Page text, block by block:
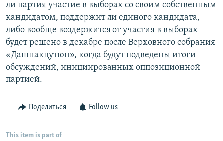
ли партия участие в выборах со своим собственным
кандидатом, поддержит ли единого кандидата,
либо вообще воздержится от участия в выборах –
будет решено в декабре после Верховного собрания
«Дашнакцутюн», когда будут подведены итоги
обсуждений, инициированных оппозиционной
партией.
Поделиться Follow us
This item is part of